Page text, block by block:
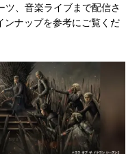
、音楽ライブまで配信さ
ナップを参考にご覧くだ